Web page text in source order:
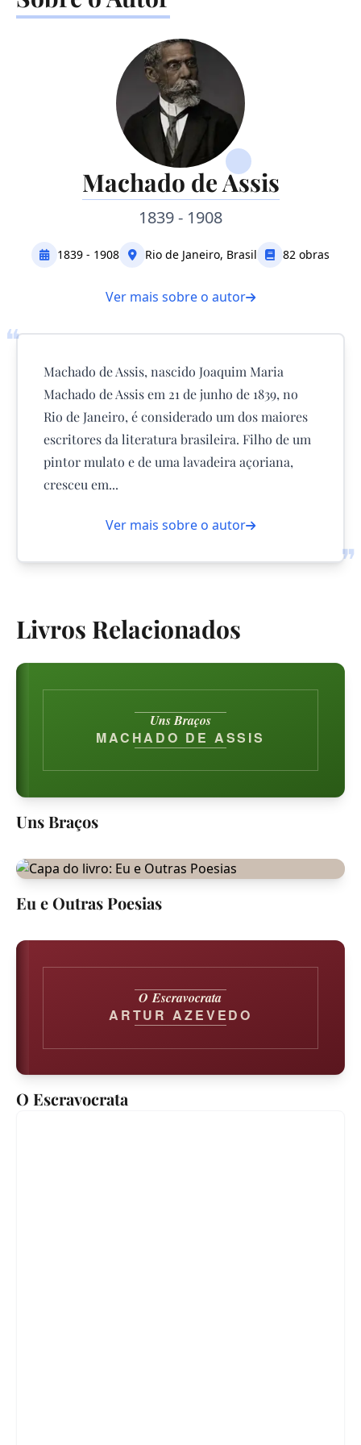
Machado de Assis
1839 - 1908
1839 - 1908 Rio de Janeiro, Brasil 82 obras
Ver mais sobre o autor
❝
❞
Machado de Assis, nascido Joaquim Maria
Machado de Assis em 21 de junho de 1839, no
Rio de Janeiro, é considerado um dos maiores
escritores da literatura brasileira. Filho de um
pintor mulato e de uma lavadeira açoriana,
cresceu em...
Ver mais sobre o autor
Livros Relacionados
Uns Braços
MACHADO DE ASSIS
Uns Braços
Eu e Outras Poesias
O Escravocrata
ARTUR AZEVEDO
O Escravocrata